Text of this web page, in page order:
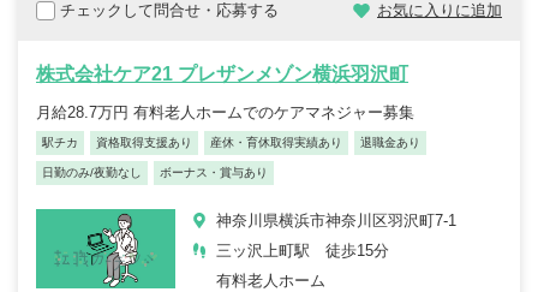
チェックして問合せ・応募する お気に入りに追加
株式会社ケア21 プレザンメゾン横浜羽沢町
月給28.7万円 有料老人ホームでのケアマネジャー募集
駅チカ 資格取得支援あり 産休・育休取得実績あり 退職金あり
日勤のみ/夜勤なし ボーナス・賞与あり
神奈川県横浜市神奈川区羽沢町7-1
三ッ沢上町駅 徒歩15分
有料老人ホーム